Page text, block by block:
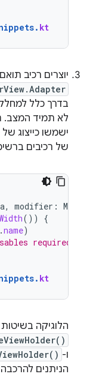
. kt
יוצרים רכיב
בדרך כלל
ישמשו כייצוג
של רכיבים
, modifier : Modifier
())
{
.name)
required for
. kt
הלוגיקה בשיטות
ו-
הניתנים